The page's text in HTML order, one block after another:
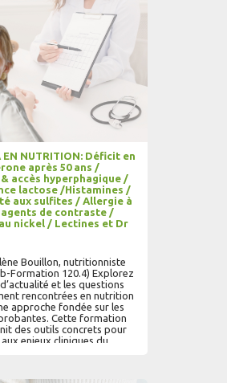
EN NUTRITION: Déficit en
après 50 ans /
accès hyperphagique /
lactose /Histamines /
aux sulfites / Allergie à
de contraste /
nickel / Lectines et Dr
Bouillon, nutritionniste
Formation 120.4) Explorez
et les questions
rencontrées en nutrition
approche fondée sur les
Cette formation
des outils concrets pour
enjeux cliniques du
AU PANIER